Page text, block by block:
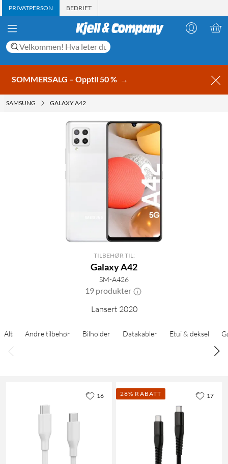
PRIVATPERSON BEDRIFT
SOMMERSALG – Opptil 50 % →
SAMSUNG GALAXY A42
TILBEHØR TIL:
Galaxy A42
SM-A426
19 produkter
Lansert 2020
Alt Andre tilbehør Bilholder Datakabler Etui & deksel
16 28% RABATT 17